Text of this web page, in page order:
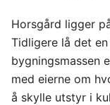
Horsgård ligger
Tidligere lå det
bygningsmassen
med eierne om
å skylle utstyr i